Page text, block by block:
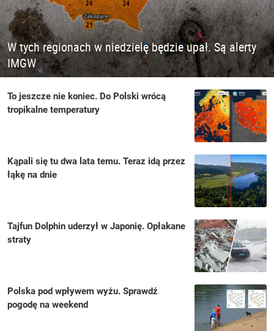
W tych regionach w niedzielę będzie upał. Są alerty
IMGW
To jeszcze nie koniec. Do Polski wrócą
tropikalne temperatury
Kąpali się tu dwa lata temu. Teraz idą przez
łąkę na dnie
Tajfun Dolphin uderzył w Japonię. Opłakane
straty
Polska pod wpływem wyżu. Sprawdź
pogodę na weekend